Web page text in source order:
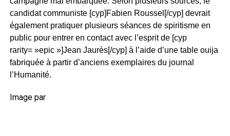
candidat communiste [cyp]Fabien Roussel[/cyp] devrait
également pratiquer plusieurs séances de spiritisme en
public pour entrer en contact avec l’esprit de [cyp
rarity= »epic »]Jean Jaurès[/cyp] à l’aide d’une table ouija
fabriquée à partir d’anciens exemplaires du journal
l’Humanité.
Image par